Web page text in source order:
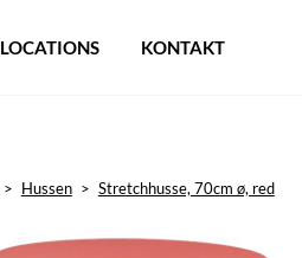
LOCATIONS KONTAKT
> Hussen > Stretchhusse, 70cm ø, red